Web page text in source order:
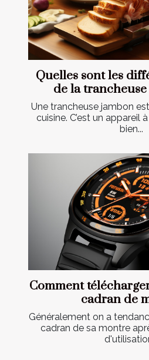
Quelles sont les
de la
Une trancheuse jambon
cuisine. C’est un appareil
bien...
Comment
cadran de
Généralement on a
cadran de sa montre